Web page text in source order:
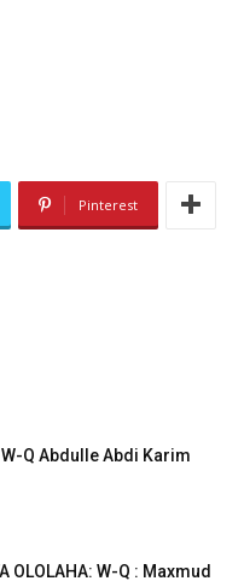
Pinterest
Q Abdulle Abdi Karim
OLOLAHA: W-Q : Maxmud